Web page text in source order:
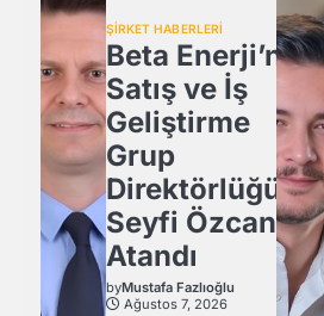
ŞİRKET HABERLERİ
Beta Enerji’nin
Satış ve İş
Geliştirme
Grup
Direktörlüğü’ne
Seyfi Özcan
Atandı
byMustafa Fazlıoğlu
Ağustos 7, 2026